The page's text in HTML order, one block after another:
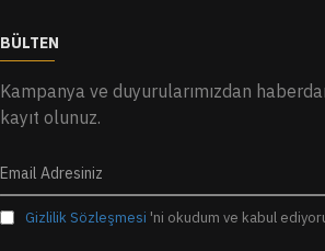
BÜLTEN
Kampanya ve duyurularımızdan
kayıt olunuz.
Gizlilik Sözleşmesi 'ni okudum ve kabul